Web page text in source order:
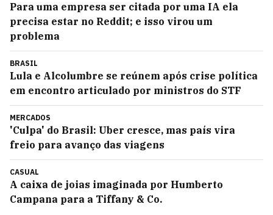
Para uma empresa ser citada por uma IA ela
precisa estar no Reddit; e isso virou um
problema
BRASIL
Lula e Alcolumbre se reúnem após crise política
em encontro articulado por ministros do STF
MERCADOS
'Culpa' do Brasil: Uber cresce, mas país vira
freio para avanço das viagens
CASUAL
A caixa de joias imaginada por Humberto
Campana para a Tiffany & Co.